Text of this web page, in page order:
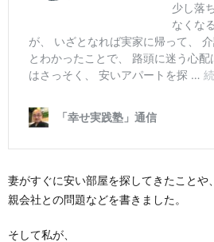
妻がすぐに安い部屋を探してきたことや、
親会社との問題などを書きました。
そして私が、